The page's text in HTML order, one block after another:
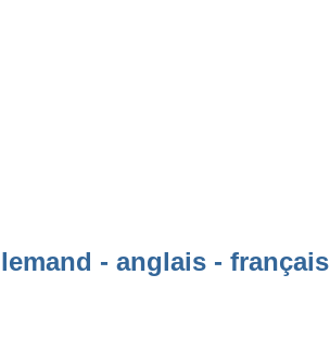
- anglais - français